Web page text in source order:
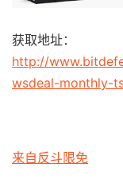
获取地址：
http://
wsdeal-monthly-
来自反斗限免